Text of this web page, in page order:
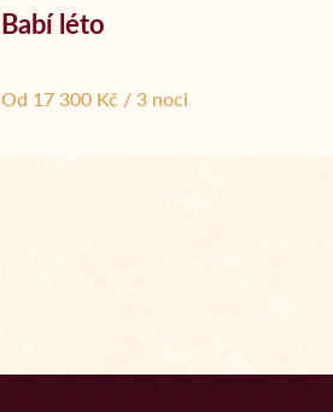
Babí léto
Od 17 300 Kč / 3 noci